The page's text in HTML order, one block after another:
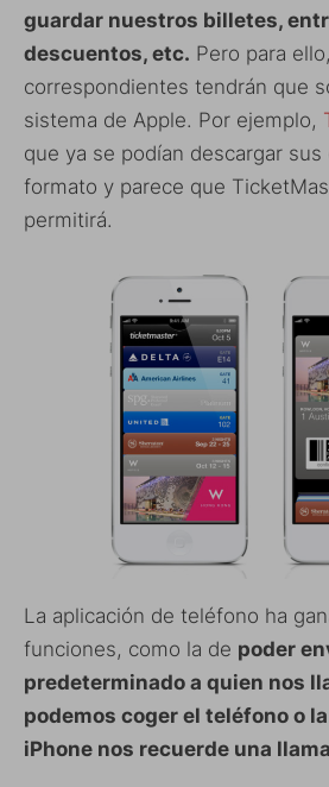
guardar nuestros billetes,
descuentos, etc. Pero para
correspondientes tendrán que
sistema de Apple. Por ejemplo,
que ya se podían descargar
formato y parece que
permitirá.
La aplicación de teléfono ha
funciones, como la de poder
predeterminado a quien nos
podemos coger el teléfono o
iPhone nos recuerde una